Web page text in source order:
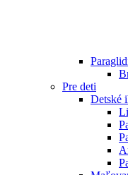
Pre deti
Detské